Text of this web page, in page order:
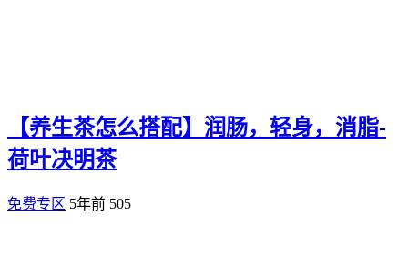
【养生茶怎么搭配】润肠，轻身，消脂-
荷叶决明茶
免费专区 5年前 505